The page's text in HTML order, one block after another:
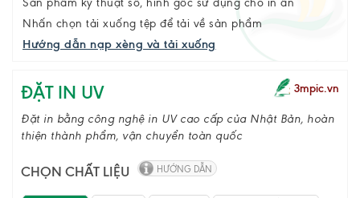
Sản phẩm kỹ thuật số, hình gốc sử dụng cho in ấn
Nhấn chọn tải xuống tệp để tải về sản phẩm
Hướng dẫn nạp xèng và tải xuống
ĐẶT IN UV 3mpic.vn
Đặt in bằng công nghệ in UV cao cấp của Nhật Bản, hoàn
thiện thành phẩm, vận chuyển toàn quốc
CHỌN CHẤT LIỆU HƯỚNG DẪN